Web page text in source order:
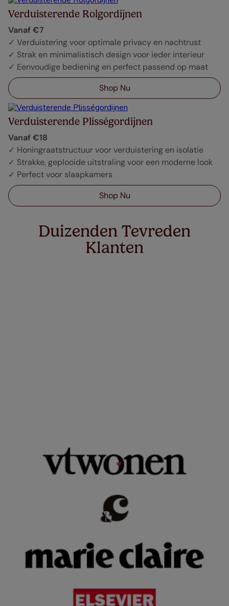
Verduisterende Rolgordijnen
Vanaf €7
✓ Verduistering voor optimale privacy en nachtrust
✓ Strak en minimalistisch design voor ieder interieur
✓ Eenvoudige bediening en perfect passend op maat
Shop Nu
Verduisterende Plisségordijnen
Vanaf €18
✓ Honingraatstructuur voor verduistering en isolatie
✓ Strakke, geplooide uitstraling voor een moderne look
✓ Perfect voor slaapkamers
Shop Nu
Duizenden Tevreden
Klanten